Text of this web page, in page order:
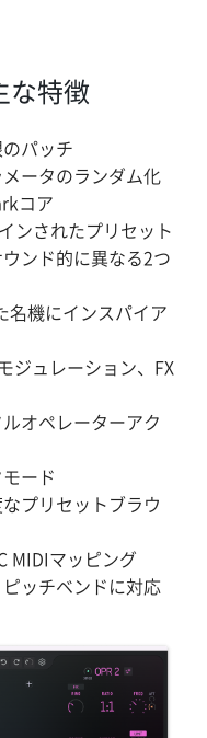
な特徴
パッチ
ータのランダム化
コア
ンされたプリセット
ンド的に異なる2つ
名機にインスパイア
ジュレーション、FX
オペレーターアク
ード
プリセットブラウ
MIDIマッピング
ッチベンドに対応